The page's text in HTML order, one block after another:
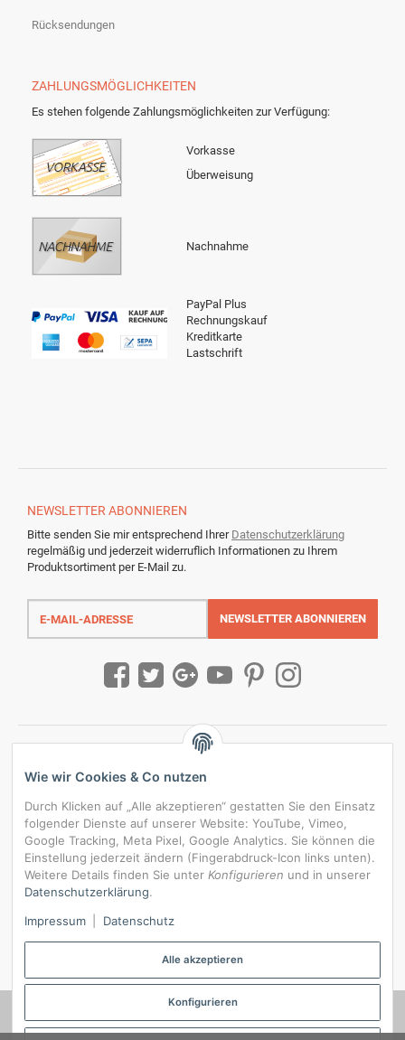
Rücksendungen
ZAHLUNGSMÖGLICHKEITEN
Es stehen folgende Zahlungsmöglichkeiten zur Verfügung:
Vorkasse
Überweisung
Nachnahme
PayPal Plus
Rechnungskauf
Kreditkarte
Lastschrift
NEWSLETTERABONNIEREN
Bitte senden Sie mir entsprechend Ihrer Datenschutzerklärung
regelmäßig und jederzeit widerruflich Informationen zu Ihrem
Produktsortiment per E-Mail zu.
E-
Mail-
NEWSLETTER ABONNIEREN
Alle Preise inkl. gesetzlicher USt., zzgl.
Datenschutz-Einstellungen
© RedBridgeJeans
Wie wir Cookies & Co nutzen
Durch Klicken auf „Alle akzeptieren“ gestatten Sie den Einsatz
folgender Dienste auf unserer Website: YouTube, Vimeo,
Google Tracking, Meta Pixel, Google Analytics. Sie können die
Einstellung jederzeit ändern (Fingerabdruck-Icon links unten).
Weitere Details finden Sie unter Konfigurieren und in unserer
Datenschutzerklärung.
Impressum
Datenschutz
Alle akzeptieren
Konfigurieren